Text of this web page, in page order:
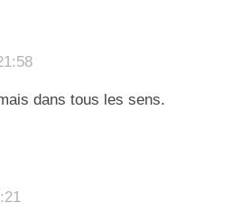
dans tous les sens.